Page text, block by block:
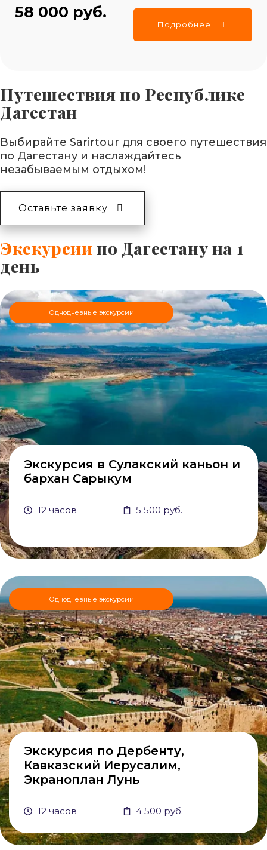
58 000 руб.
Подробнее
Путешествия по Республике
Дагестан
Выбирайте Sarirtour для своего путешествия
по Дагестану и наслаждайтесь
незабываемым отдыхом!
Оставьте заявку
Экскурсиипо Дагестану на 1
день
Однодневные экскурсии
Экскурсия в Сулакский каньон и
бархан Сарыкум
12 часов 5 500 руб.
Однодневные экскурсии
Экскурсия по Дербенту,
Кавказский Иерусалим,
Экраноплан Лунь
12 часов 4 500 руб.